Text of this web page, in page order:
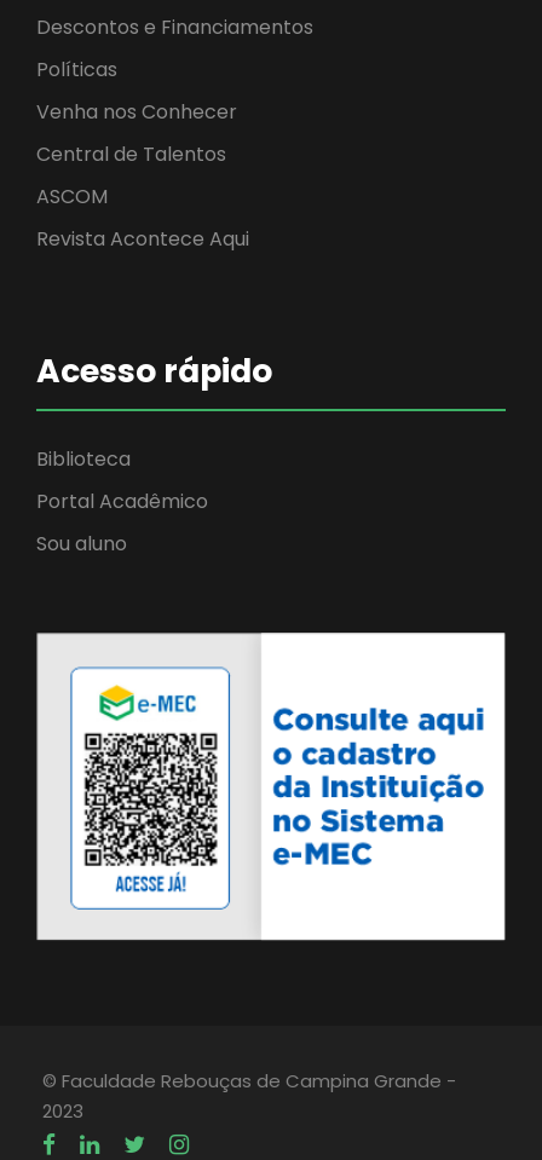
Descontos e Financiamentos
Políticas
Venha nos Conhecer
Central de Talentos
ASCOM
Revista Acontece Aqui
Acesso rápido
Biblioteca
Portal Acadêmico
Sou aluno
© Faculdade Rebouças de Campina Grande -
2023